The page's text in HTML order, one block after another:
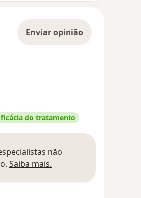
Enviar opinião
do tratamento
não
Saiba mais.